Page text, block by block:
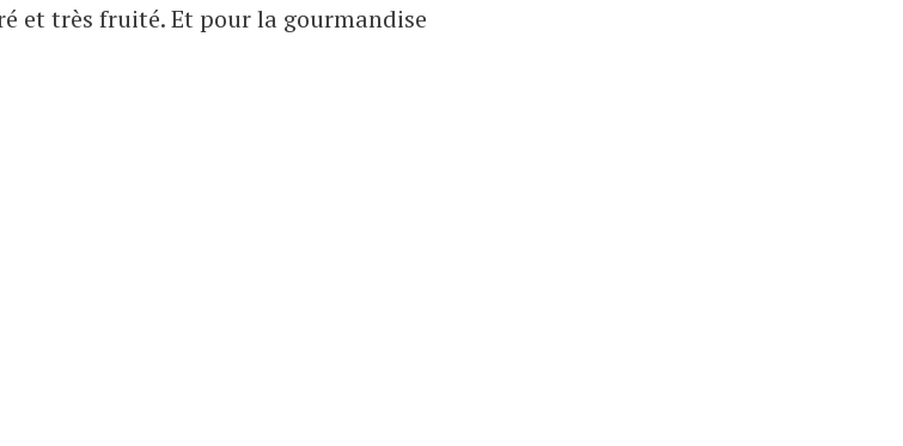
et très fruité. Et pour la gourmandise